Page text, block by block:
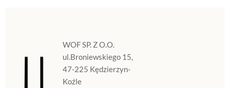
WOF SP. Z O.O.
ul.Broniewskiego 15,
47-225 Kędzierzyn-
Koźle